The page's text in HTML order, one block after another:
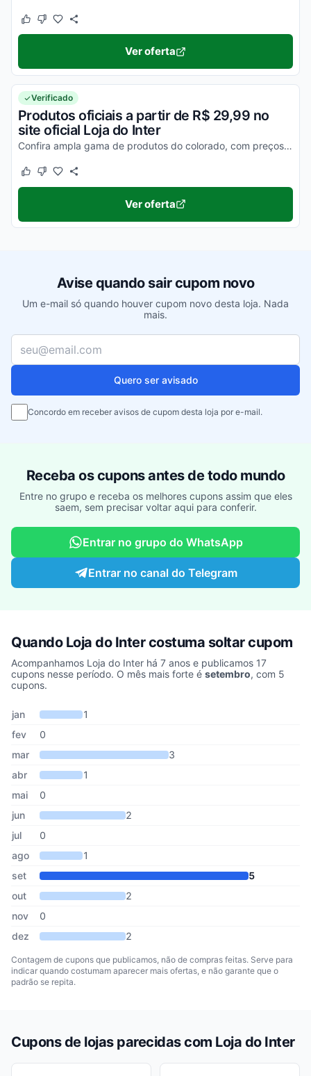
Este cupom funcionou
Este cupom não funcionou
Ver oferta
Verificado
Produtos oficiais a partir de R$ 29,99 no
site oficial Loja do Inter
Confira ampla gama de produtos do colorado, com preços partindo de R$ 29,99. Ative seu desconto e aproveite agora.
Este cupom funcionou
Este cupom não funcionou
Ver oferta
Avise quando sair cupom novo
Um e-mail só quando houver cupom novo desta loja. Nada
mais.
Quero ser avisado
Concordo em receber avisos de cupom desta loja por e-mail.
Receba os cupons antes de todo mundo
Entre no grupo e receba os melhores cupons assim que eles
saem, sem precisar voltar aqui para conferir.
Entrar no grupo do WhatsApp
Entrar no canal do Telegram
Quando Loja do Inter costuma soltar cupom
Acompanhamos Loja do Inter há 7 anos e publicamos 17
cupons nesse período. O mês mais forte é setembro, com 5
cupons.
Cupons de Loja do Inter publicados por mês, somando os últimos
Mês Cupons publicados
jan
1
fev
0
mar
3
abr
1
mai
0
jun
2
jul
0
ago
1
set
5
out
2
nov
0
dez
2
Contagem de cupons que publicamos, não de compras feitas. Serve para
indicar quando costumam aparecer mais ofertas, e não garante que o
padrão se repita.
Cupons de lojas parecidas com Loja do Inter